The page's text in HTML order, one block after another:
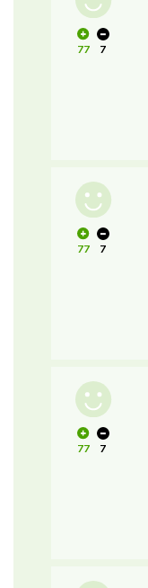
77 7
77 7
77 7